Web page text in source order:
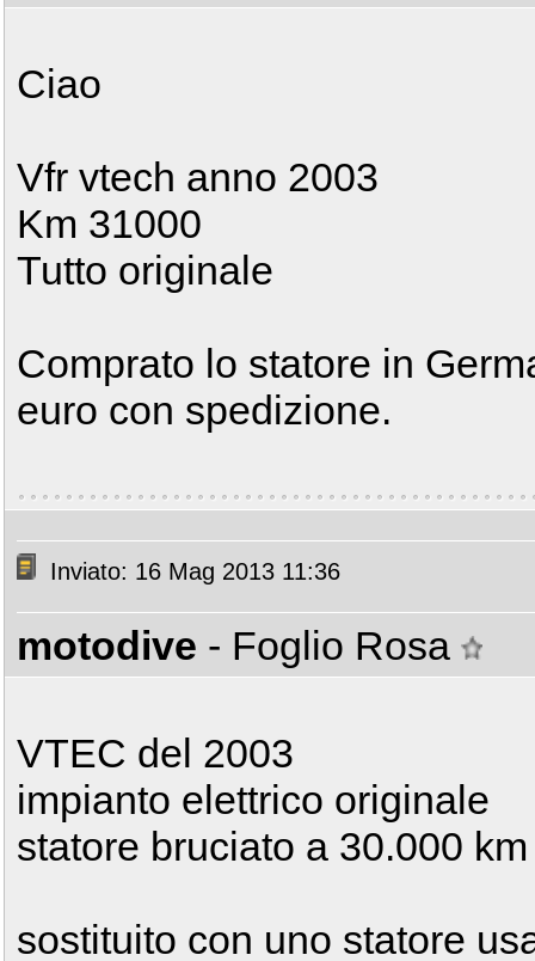
Ciao
Vfr vtech anno 2003
Km 31000
Tutto originale
Comprato lo statore in
euro con spedizione.
Inviato: 16 Mag 2013 11:36
motodive - Foglio Rosa
VTEC del 2003
impianto elettrico originale
statore bruciato a 30.000 km
sostituito con uno statore